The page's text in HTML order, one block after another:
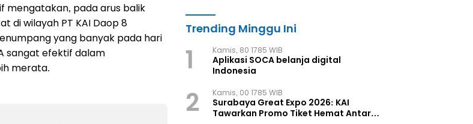
mengatakan, pada arus balik
di wilayah PT KAI Daop 8
yang banyak pada hari
sangat efektif dalam
merata.
Trending Minggu Ini
1 Kamis, 80 1785 WIB
Aplikasi SOCA belanja digital
Indonesia
2 Kamis, 00 1785 WIB
Surabaya Great Expo 2026: KAI
Tawarkan Promo Tiket Hemat Antar